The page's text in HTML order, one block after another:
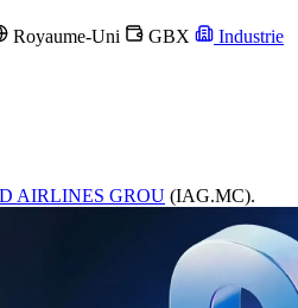
Royaume-Uni GBX
Industrie
AIRLINES GROU (IAG.MC).